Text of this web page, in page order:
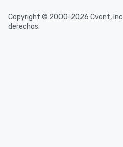
Copyright © 2000-2026 Cvent,
derechos.